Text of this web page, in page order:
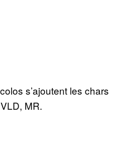
s’ajoutent les chars
MR.